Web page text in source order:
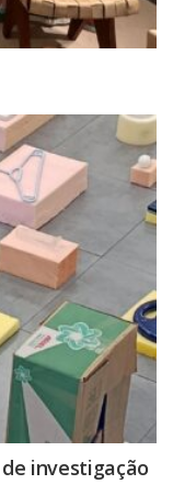
investigação